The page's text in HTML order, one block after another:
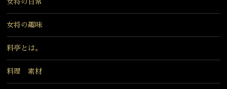
女将の趣味
料亭とは。
料理 素材